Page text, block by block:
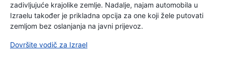
zadivljujuće krajolike zemlje. Nadalje, najam automobila u
Izraelu također je prikladna opcija za one koji žele putovati
zemljom bez oslanjanja na javni prijevoz.
Dovršite vodič za Izrael